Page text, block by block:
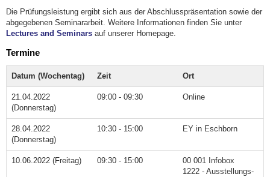
Die Prüfungsleistung ergibt sich aus der Abschlusspräsentation sowie der
abgegebenen Seminararbeit. Weitere Informationen finden Sie unter
Lectures and Seminars auf unserer Homepage.
Termine
Datum (Wochentag) Zeit Ort
21.04.2022
(Donnerstag)
09:00 - 09:30 Online
28.04.2022
(Donnerstag)
10:30 - 15:00 EY in Eschborn
10.06.2022 (Freitag) 09:30 - 15:00
00 001 Infobox
1222 - Ausstellungs-